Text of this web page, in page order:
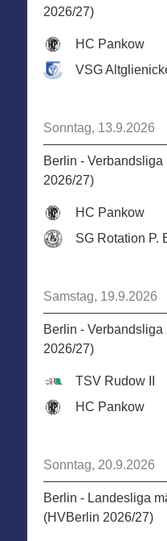
2026/27)
HC Pankow
VSG
Sonntag, 13.9.2026
Berlin -
2026/27)
HC Pankow
SG Rotation P.
Samstag, 19.9.2026
Berlin -
2026/27)
TSV Rudow II
HC Pankow
Sonntag, 20.9.2026
Berlin - Landesliga
(HVBerlin 2026/27)